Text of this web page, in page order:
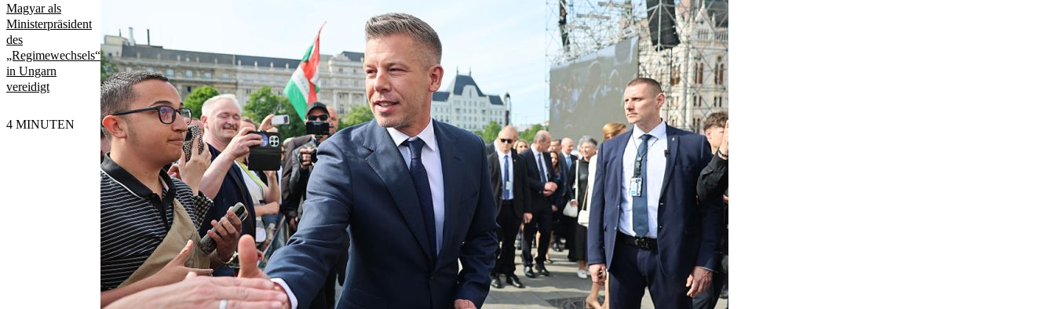
Magyar als
Ministerpräsident
des
„Regimewechsels“
in Ungarn
vereidigt
4 MINUTEN